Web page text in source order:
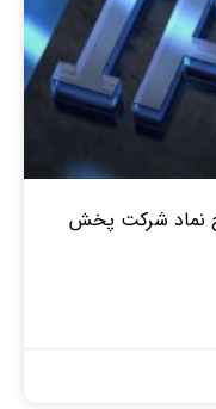
نماد شرکت پخش